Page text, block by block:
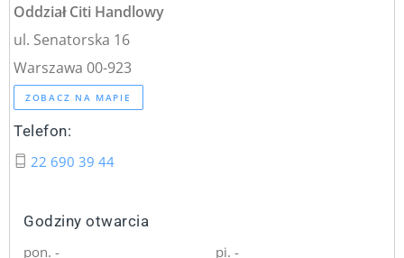
Oddział Citi Handlowy
ul. Senatorska 16
Warszawa 00-923
ZOBACZ NA MAPIE
Telefon:
22 690 39 44
Godziny otwarcia
pon. -
pi. -